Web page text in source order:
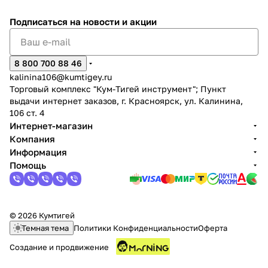
Подписаться на новости и акции
8 800 700 88 46
kalinina106@kumtigey.ru
Торговый комплекс "Кум-Тигей инструмент"; Пункт
выдачи интернет заказов, г. Красноярск, ул. Калинина,
106 ст. 4
Интернет-магазин
Компания
Информация
Помощь
© 2026 Кумтигей
Темная тема Политики КонфиденциальностиОферта
Создание и продвижение